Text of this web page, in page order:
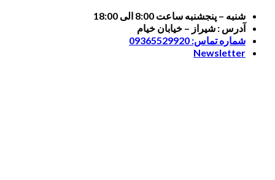
Skip
content
شنبه – پنجشنبه ساعت 8:00 الی 18:00
آدرس : شیراز – خیابان خیام
شماره تماس: 09365529920
Newsletter